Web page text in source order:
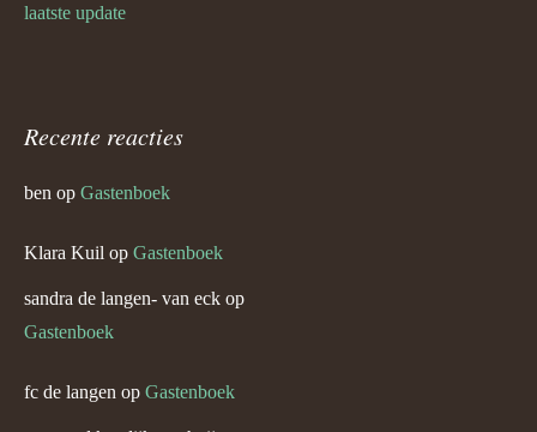
laatste update
Recente reacties
ben op Gastenboek
Klara Kuil op Gastenboek
sandra de langen- van eck op
Gastenboek
fc de langen op Gastenboek